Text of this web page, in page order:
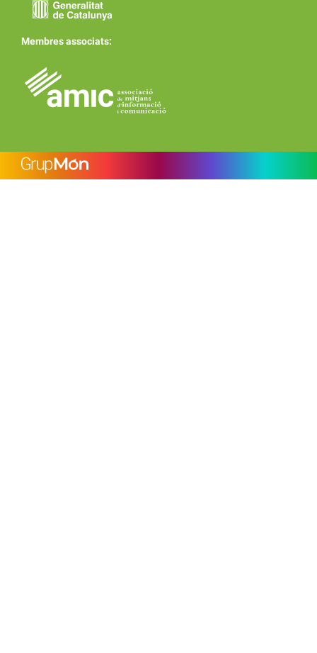
Membres associats: